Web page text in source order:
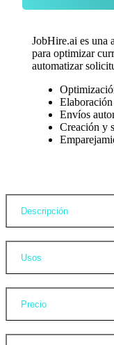
JobHire.ai es una
para optimizar
automatizar
Elaboración
Envíos
Creación y
Descripción
Usos
Precio